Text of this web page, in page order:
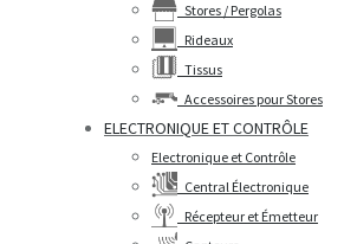
Stores / Pergolas
Rideaux
Tissus
Accessoires pour Stores
ELECTRONIQUE ET CONTRÔLE
Electronique et Contrôle
Central Électronique
Récepteur et Émetteur